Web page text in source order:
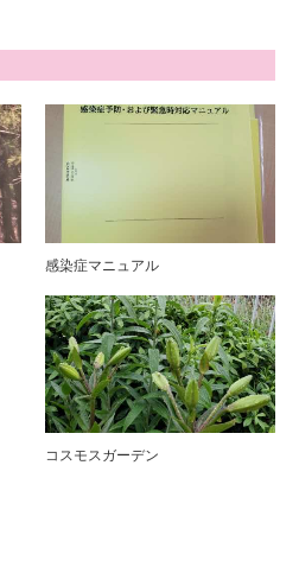
感染症マニュアル
コスモスガーデン